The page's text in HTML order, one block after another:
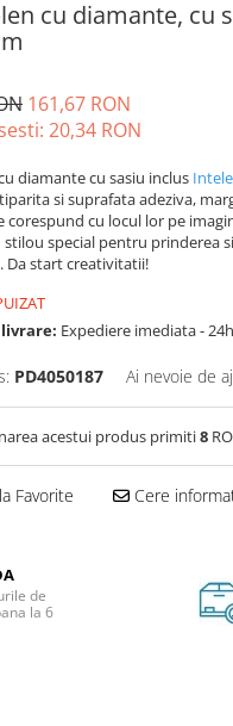
cu diamante, cu
161,67 RON
20,34 RON
diamante cu sasiu inclus
si suprafata adeziva,
corespund cu locul lor pe
stilou special pentru prinderea
Da start creativitatii!
Expediere imediata - 24h
PD4050187 Ai nevoie de
acestui produs primiti8
Favorite Cere
de
la 6